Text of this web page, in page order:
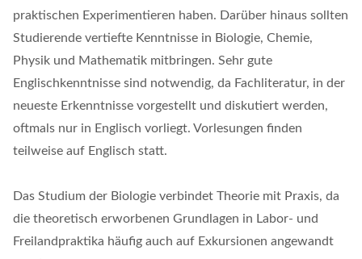
praktischen Experimentieren haben. Darüber hinaus sollten
Studierende vertiefte Kenntnisse in Biologie, Chemie,
Physik und Mathematik mitbringen. Sehr gute
Englischkenntnisse sind notwendig, da Fachliteratur, in der
neueste Erkenntnisse vorgestellt und diskutiert werden,
oftmals nur in Englisch vorliegt. Vorlesungen finden
teilweise auf Englisch statt.
Das Studium der Biologie verbindet Theorie mit Praxis, da
die theoretisch erworbenen Grundlagen in Labor- und
Freilandpraktika häufig auch auf Exkursionen angewandt